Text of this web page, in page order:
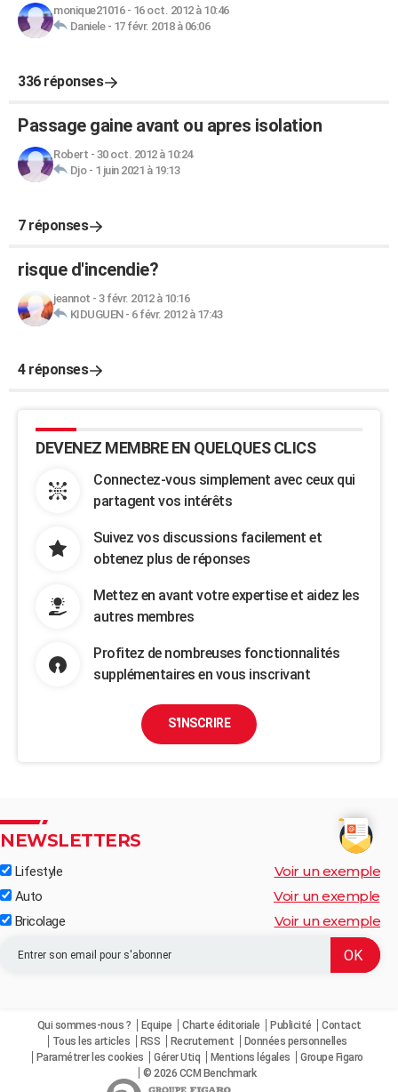
monique21016- 16 oct. 2012 à 10:46
Daniele- 17 févr. 2018 à 06:06
336 réponses
Passage gaine avant ou apres isolation
Robert - 30 oct. 2012 à 10:24
Djo- 1 juin 2021 à 19:13
7 réponses
risque d'incendie?
jeannot - 3 févr. 2012 à 10:16
KIDUGUEN- 6 févr. 2012 à 17:43
4 réponses
DEVENEZ MEMBRE EN QUELQUES CLICS
Connectez-vous simplement avec ceux qui
partagent vos intérêts
Suivez vos discussions facilement et
obtenez plus de réponses
Mettez en avant votre expertise et aidez les
autres membres
Profitez de nombreuses fonctionnalités
supplémentaires en vous inscrivant
S'INSCRIRE
NEWSLETTERS
Lifestyle Voir un exemple
Auto Voir un exemple
Bricolage Voir un exemple
Qui sommes-nous ? Equipe Charte éditoriale Publicité
Contact
Tous les articles
RSS Recrutement
Données personnelles
Paramétrer les cookies
Gérer Utiq Mentions légales
Groupe Figaro
© 2026 CCM Benchmark